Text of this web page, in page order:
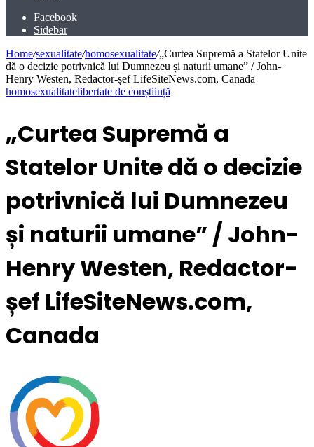
Facebook
Sidebar
Home/sexualitate/homosexualitate/„Curtea Supremă a Statelor Unite
dă o decizie potrivnică lui Dumnezeu și naturii umane” / John-
Henry Westen, Redactor-șef LifeSiteNews.com, Canada
homosexualitatelibertate de conștiință
„Curtea Supremă a
Statelor Unite dă o decizie
potrivnică lui Dumnezeu
și naturii umane” / John-
Henry Westen, Redactor-
șef LifeSiteNews.com,
Canada